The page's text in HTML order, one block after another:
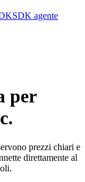
SDK agente
per
prezzi chiari e
direttamente al